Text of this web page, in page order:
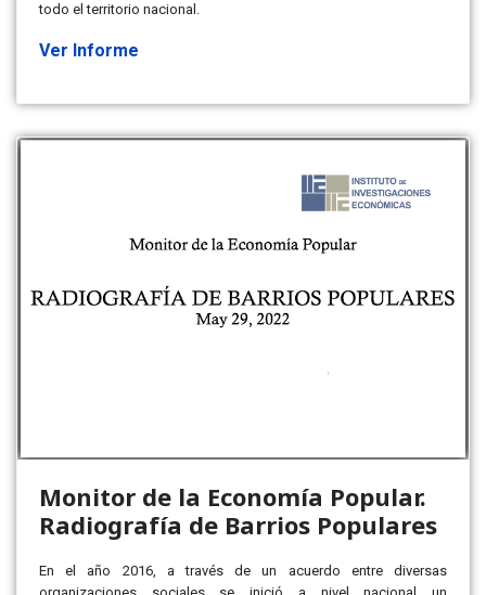
todo el territorio nacional.
Ver Informe
Monitor de la Economía Popular.
Radiografía de Barrios Populares
En el año 2016, a través de un acuerdo entre diversas